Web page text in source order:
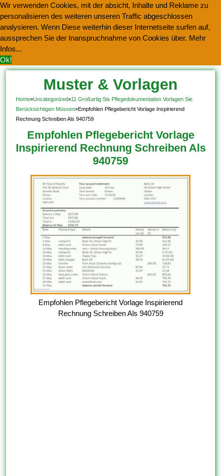
Wir verwenden Cookies, mit der absicht, Inhalte und Reklame zu
personalisieren des weiteren unseren Traffic abgeschlossen
analysieren. Wenn Diese weiterhin dieser Internetseite surfen auf,
aussprechen Sie der Inanspruchnahme von Cookies über. Mehr
Infos...
Ok!
Muster & Vorlagen
Kostenlos Herunterladen
Home»Uncategorized»11 Großartig Sis Pflegedokumentation Vorlagen Sie
Berücksichtigen Müssen»Empfohlen Pflegebericht Vorlage Inspirierend
Rechnung Schreiben Als 940759
Empfohlen Pflegebericht Vorlage
Inspirierend Rechnung Schreiben Als
940759
Empfohlen Pflegebericht Vorlage Inspirierend
Rechnung Schreiben Als 940759